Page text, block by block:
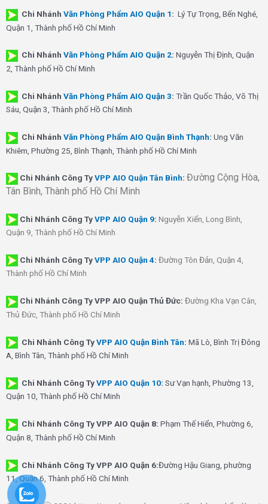
Chi Nhánh Văn Phòng Phẩm AIO Quận 1: Lý Tự Trọng, Bến Nghé,
Quận 1, Thành phố Hồ Chí Minh
Chi Nhánh Văn Phòng Phẩm AIO Quận 2: Nguyễn Thị Định, Quận
2, Thành phố Hồ Chí Minh
Chi Nhánh Văn Phòng Phẩm AIO Quận 3: Trần Quốc Thảo, Võ Thị
Sáu, Quận 3, Thành phố Hồ Chí Minh
Chi Nhánh Văn Phòng Phẩm AIO Quận Bình Thạnh: Ung Văn
Khiêm, Phường 25, Bình Thạnh, Thành phố Hồ Chí Minh
Chi Nhánh Công TyVPP AIO Quận Tân Bình: Đường Cộng Hòa,
Tân Bình, Thành phố Hồ Chí Minh
Chi Nhánh Công TyVPP AIO Quận 9: Nguyễn Xiển, Long Bình,
Quận 9, Thành phố Hồ Chí Minh
Chi Nhánh Công TyVPP AIO Quận 4: Đường Tôn Đản, Quận 4,
Thành phố Hồ Chí Minh
Chi Nhánh Công Ty VPP AIO Quận Thủ Đức: Đường Kha Vạn Cân,
Thủ Đức, Thành phố Hồ Chí Minh
Chi Nhánh Công TyVPP AIO Quận Bình Tân: Mã Lò, Bình Trị Đông
A, Bình Tân, Thành phố Hồ Chí Minh
Chi Nhánh Công TyVPP AIO Quận 10: Sư Vạn hạnh, Phường 13,
Quận 10, Thành phố Hồ Chí Minh
Chi Nhánh Công Ty VPP AIO Quận 8: Phạm Thế Hiển, Phường 6,
Quận 8, Thành phố Hồ Chí Minh
Chi Nhánh Công Ty VPP AIO Quận 6:Đường Hậu Giang, phường
11, Quận 6, Thành phố Hồ Chí Minh